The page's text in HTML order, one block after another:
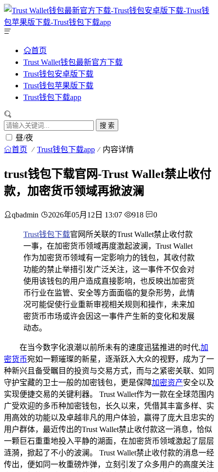
首页
Trust Wallet钱包最新官方下载
Trust钱包安卓版下载
Trust钱包苹果版下载
Trust钱包下载app
搜 索
昼/夜
首页 Trust钱包下载app 内容详情
trust钱包下载官网-Trust Wallet禁止收付
款，加密货币领域再掀波澜
qbadmin 2026年05月12日 13:07 918 0
Trust钱包下载官网所关联的Trust Wallet禁止收付款
一事，在加密货币领域再度激起波澜，Trust Wallet
作为加密货币领域有一定影响力的钱包，其收付款
功能的禁止举措引发广泛关注，这一事件不仅会对
使用该钱包的用户造成直接影响，也反映出加密货
币行业在监管、安全等方面面临的复杂形势，此情
况可能促使行业重新审视相关规则和操作，未来加
密货币市场或许会因这一事件产生新的变化和发展
动态。
在当今数字化浪潮以前所未有的速度迅猛推进的时代,加
密货币宛如一颗璀璨的新星，逐渐跃入大众的视野，成为了一
种新兴且备受瞩目的投资与交易方式，而与之紧密关联、如同
守护宝藏的卫士一般的加密钱包，更是保障加密资产安全以及
实现便捷交易的关键利器。 Trust Wallet作为一款在全球范围内
广受欢迎的多币种加密钱包，长久以来，凭借其丰富多样、实
用高效的功能以及卓越非凡的用户体验，赢得了庞大且忠实的
用户群体，最近传出的Trust Wallet禁止收付款这一消息，恰似
一颗巨石重重地投入平静的湖面，在加密货币领域激起了层层
涟漪，掀起了不小的波澜。 Trust Wallet禁止收付款的消息一经
传出，便如同一枚重磅炸弹，立刻引发了众多用户的高度关注